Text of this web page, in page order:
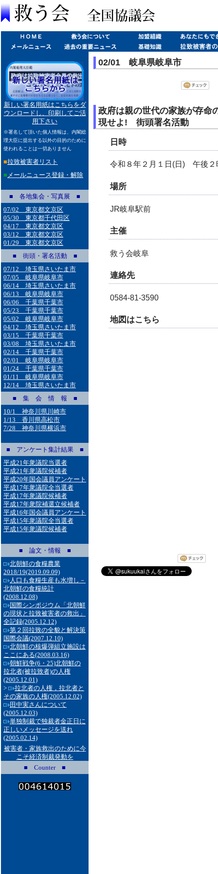
新しい署名用紙はこちらをダ
ウンロードし、印刷してご活
用下さい
※署名して頂いた個人情報は、内閣総
理大臣に提出する以外の目的のために
使われることは一切ありません
■拉致被害者リスト
■ メールニュース登録・解除
■ 各地集会・写真展 ■
07/02 東京都文京区
05/30 東京都千代田区
04/17 東京都文京区
03/12 東京都文京区
01/29 東京都文京区
■ 街頭・署名活動 ■
07/12 埼玉県さいたま市
07/05 岐阜県岐阜市
06/14 埼玉県さいたま市
06/13 岐阜県岐阜市
06/06 千葉県千葉市
05/23 千葉県千葉市
05/02 岐阜県岐阜市
04/12 埼玉県さいたま市
03/15 千葉県千葉市
03/08 埼玉県さいたま市
02/14 千葉県千葉市
02/01 岐阜県岐阜市
01/24 千葉県千葉市
01/11 岐阜県岐阜市
12/14 埼玉県さいたま市
■ 集 会 情 報 ■
10/1 神奈川県川崎市
1/13 香川県高松市
7/28 神奈川県横浜市
■ アンケート集計結果 ■
平成21年衆議院当選者
平成21年衆議院候補者
平成20年国会議員アンケート
平成17年衆議院全当選者
平成17年衆議院候補者
平成17年衆院補選立候補者
平成16年国会議員アンケート
平成15年衆議院全当選者
平成15年衆議院候補者
■ 論文・情報 ■
北朝鮮の食糧農業
2018/19(2019.09.09)
人口も食糧生産も水増し－
北朝鮮の食糧統計
(2008.12.08)
国際シンポジウム「北朝鮮
の現状と拉致被害者の救出」
全記録(2005.12.12)
第２回拉致の全貌と解決策
国際会議(2007.12.10)
北朝鮮の核爆弾組立施設は
ここにある(2008.03.16)
朝鮮戦争(6・25)北朝鮮の
拉北者(被拉致者)の人権
(2005.12.01)
>
拉北者の人権，拉北者と
その家族の人権(2005.12.02)
田中実さんについて
(2005.12.03)
単独制裁で独裁者金正日に
正しいメッセージを送れ
(2005.02.14)
被害者・家族救出のために今
こそ経済制裁発動を
■ Counter ■
02/01 岐阜県岐阜市
政府は親の世代の家族が存命
現せよ! 街頭署名活動
日時
令和８年２月１日(日) 午後２
場所
JR岐阜駅前
主催
救う会岐阜
連絡先
0584-81-3590
地図はこちら